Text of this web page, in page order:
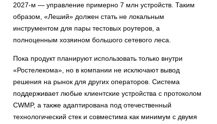
2027-м — управление примерно 7 млн устройств. Таким
образом, «Леший» должен стать не локальным
инструментом для пары тестовых роутеров, а
полноценным хозяином большого сетевого леса.
Пока продукт планируют использовать только внутри
«Ростелекома», но в компании не исключают вывод
решения на рынок для других операторов. Система
поддерживает любые клиентские устройства с протоколом
CWMP, а также адаптирована под отечественный
технологический стек и совместима как минимум с двумя